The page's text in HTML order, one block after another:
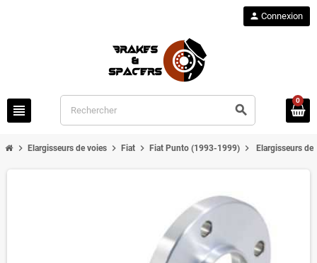
view_headline search
person Connexion
0
chevron_right Elargisseurs de voies chevron_right Fiat chevron_right Fiat Punto (1993-1999) chevron_right Elargisseurs